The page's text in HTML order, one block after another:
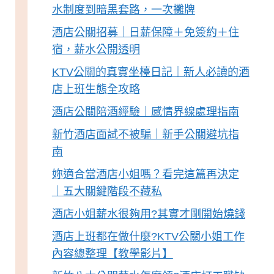
水制度到暗黑套路，一次攤牌
酒店公關招募｜日薪保障＋免簽約＋住
宿，薪水公開透明
KTV公關的真實坐檯日記｜新人必讀的酒
店上班生態全攻略
酒店公關陪酒經驗｜感情界線處理指南
新竹酒店面試不被騙｜新手公關避坑指
南
妳適合當酒店小姐嗎？看完這篇再決定
｜五大關鍵階段不藏私
酒店小姐薪水很夠用?其實才剛開始燒錢
酒店上班都在做什麼?KTV公關小姐工作
內容總整理【教學影片】